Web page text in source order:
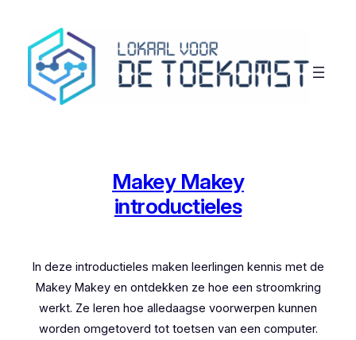
inhoud
Makey Makey
introductieles
In deze introductieles maken leerlingen kennis met de
Makey Makey en ontdekken ze hoe een stroomkring
werkt. Ze leren hoe alledaagse voorwerpen kunnen
worden omgetoverd tot toetsen van een computer.